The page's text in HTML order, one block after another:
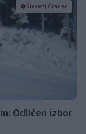
Slovenj Gradec
Odličen izbor